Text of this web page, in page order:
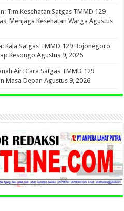
Tim Kesehatan Satgas TMMD 129
Menjaga Kesehatan Warga Agustus
Kala Satgas TMMD 129 Bojonegoro
Kesongo Agustus 9, 2026
Air: Cara Satgas TMMD 129
Masa Depan Agustus 9, 2026